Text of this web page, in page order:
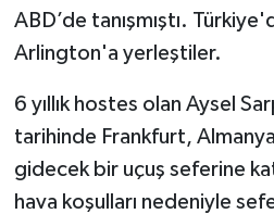
ABD’de tanışmıştı.
Arlington'a yerleştiler.
6 yıllık hostes olan Aysel
tarihinde Frankfurt,
gidecek bir uçuş seferine
hava koşulları nedeniyle